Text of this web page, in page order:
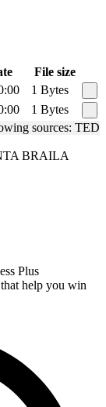
File size
1 Bytes
1 Bytes
sources: TED
BRAILA
Plus
help you win